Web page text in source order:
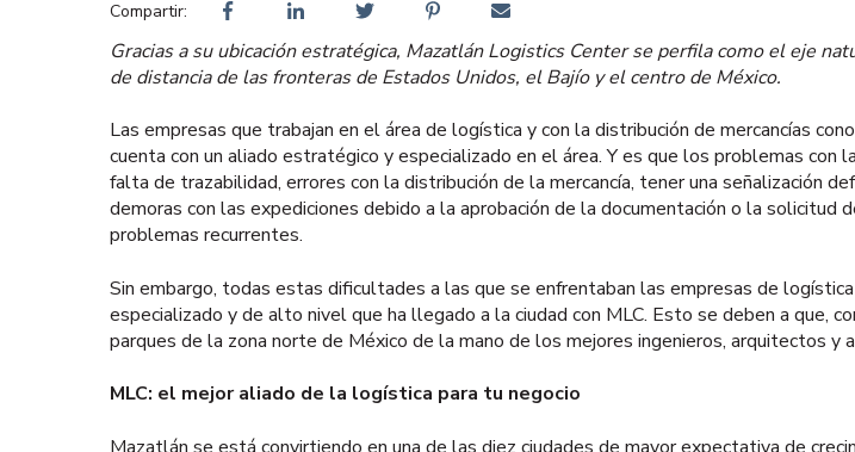
Compartir:
Gracias a su ubicación estratégica, Mazatlán Logistics Center se perfila como el eje
de distancia de las fronteras de Estados Unidos, el Bajío y el centro de México.
Las empresas que trabajan en el área de logística y con la distribución de mercancías
cuenta con un aliado estratégico y especializado en el área. Y es que los problemas con
falta de trazabilidad, errores con la distribución de la mercancía, tener una señalización
demoras con las expediciones debido a la aprobación de la documentación o la solicitud
problemas recurrentes.
Sin embargo, todas estas dificultades a las que se enfrentaban las empresas de
especializado y de alto nivel que ha llegado a la ciudad con MLC. Esto se deben a que,
parques de la zona norte de México de la mano de los mejores ingenieros, arquitectos y
MLC: el mejor aliado de la logística para tu negocio